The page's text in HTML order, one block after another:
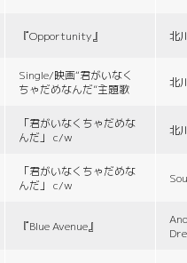
『Opportunity』 北
Single/映画“君がいなく
ちゃだめなんだ”主題歌
北
「君がいなくちゃだめな
んだ」 c/w
北
「君がいなくちゃだめな
んだ」 c/w
『Blue Avenue』